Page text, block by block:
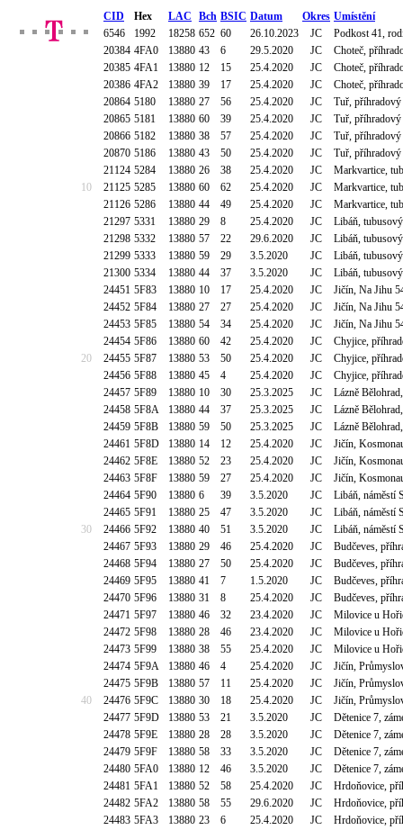
CID Hex LAC Bch BSIC Datum Okres Umístění
6546
1992 18258 652 60 26.10.2023 JC
Podkost 41,
20384 4FA0 13880 43 6 29.5.2020 JC
Choteč,
20385 4FA1 13880 12 15 25.4.2020 JC
Choteč,
20386 4FA2 13880 39 17 25.4.2020 JC
Choteč,
20864 5180 13880 27 56 25.4.2020 JC
Tuř,
20865 5181 13880 60 39 25.4.2020 JC
Tuř,
20866 5182 13880 38 57 25.4.2020 JC
Tuř,
20870 5186 13880 43 50 25.4.2020 JC
Tuř,
21124 5284 13880 26 38 25.4.2020 JC
Markvartice,
10
21125 5285 13880 60 62 25.4.2020 JC
Markvartice,
21126 5286 13880 44 49 25.4.2020 JC
Markvartice,
21297 5331 13880 29 8 25.4.2020 JC
Libáň,
21298 5332 13880 57 22 29.6.2020 JC
Libáň,
21299 5333 13880 59 29 3.5.2020 JC
Libáň,
21300 5334 13880 44 37 3.5.2020 JC
Libáň,
24451 5F83 13880 10 17 25.4.2020 JC
Jičín, Na Jihu
24452 5F84 13880 27 27 25.4.2020 JC
Jičín, Na Jihu
24453 5F85 13880 54 34 25.4.2020 JC
Jičín, Na Jihu
24454 5F86 13880 60 42 25.4.2020 JC
Chyjice,
20
24455 5F87 13880 53 50 25.4.2020 JC
Chyjice,
24456 5F88 13880 45 4 25.4.2020 JC
Chyjice,
24457 5F89 13880 10 30 25.3.2025 JC
Lázně
24458 5F8A 13880 44 37 25.3.2025 JC
Lázně
24459 5F8B 13880 59 50 25.3.2025 JC
Lázně
24461 5F8D 13880 14 12 25.4.2020 JC
Jičín,
24462 5F8E 13880 52 23 25.4.2020 JC
Jičín,
24463 5F8F 13880 59 27 25.4.2020 JC
Jičín,
24464 5F90 13880 6 39 3.5.2020 JC
Libáň, náměstí
24465 5F91 13880 25 47 3.5.2020 JC
Libáň, náměstí
30
24466 5F92 13880 40 51 3.5.2020 JC
Libáň, náměstí
24467 5F93 13880 29 46 25.4.2020 JC
Budčeves,
24468 5F94 13880 27 50 25.4.2020 JC
Budčeves,
24469 5F95 13880 41 7 1.5.2020 JC
Budčeves,
24470 5F96 13880 31 8 25.4.2020 JC
Budčeves,
24471 5F97 13880 46 32 23.4.2020 JC
Milovice u
24472 5F98 13880 28 46 23.4.2020 JC
Milovice u
24473 5F99 13880 38 55 25.4.2020 JC
Milovice u
24474 5F9A 13880 46 4 25.4.2020 JC
Jičín,
24475 5F9B 13880 57 11 25.4.2020 JC
Jičín,
40
24476 5F9C 13880 30 18 25.4.2020 JC
Jičín,
24477 5F9D 13880 53 21 3.5.2020 JC
Dětenice 7,
24478 5F9E 13880 28 28 3.5.2020 JC
Dětenice 7,
24479 5F9F 13880 58 33 3.5.2020 JC
Dětenice 7,
24480 5FA0 13880 12 46 3.5.2020 JC
Dětenice 7,
24481 5FA1 13880 52 58 25.4.2020 JC
Hrdoňovice,
24482 5FA2 13880 58 55 29.6.2020 JC
Hrdoňovice,
24483 5FA3 13880 23 6 25.4.2020 JC
Hrdoňovice,